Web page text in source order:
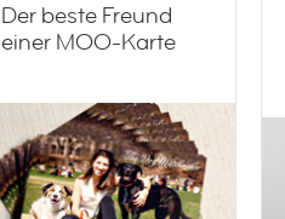
Der beste Freund
einer MOO-Karte